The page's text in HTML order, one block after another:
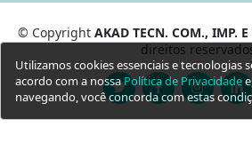
© Copyright AKAD TECN. COM., IMP. E
direitos
Utilizamos cookies essenciais e tecnologias
acordo com a nossaPolítica de Privacidade
navegando, você concorda com estas